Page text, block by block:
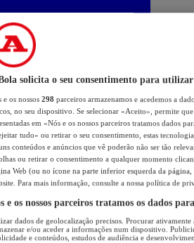
solicita o seu consentimento para utilizar
e os nossos 298 parceiros armazenamos e acedemos a
no seu dispositivo. Se selecionar «Aceito», permite
em «Nós e os nossos parceiros tratamos dados
tudo» ou retirar o seu consentimento, estas
conteúdos e anúncios que vê poderão não ser tão
ou retirar o consentimento a qualquer momento
Web (ou no ícone na parte inferior esquerda da página,
Para mais informação, consulte a nossa política de
e os nossos parceiros tratamos os dados
dados de geolocalização precisos. Procurar
e/ou aceder a informações num dispositivo.
e conteúdos, estudos de audiência e